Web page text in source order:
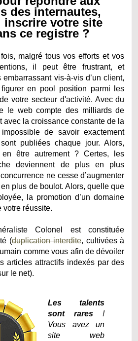
des internautes,
inscrire votre site
ce registre ?
malgré tous vos efforts et vos
il peut être frustrant, et
vis-à-vis d’un client,
en pool position parmi les
votre secteur d'activité. Avec du
le web compte des milliards de
avec la croissance constante de la
de savoir exactement
publiées chaque jour. Alors,
en être autrement ? Certes, les
deviennent de plus en plus
ne cesse d’augmenter
plus de boulot. Alors, quelle que
la promotion d’un domaine
votre réussite.
Colonel est constituée
(duplication interdite, cultivées à
comme vous afin de dévoiler
articles attractifs indexés par des
le net).
Les talents
sont rares !
Vous avez un
site web